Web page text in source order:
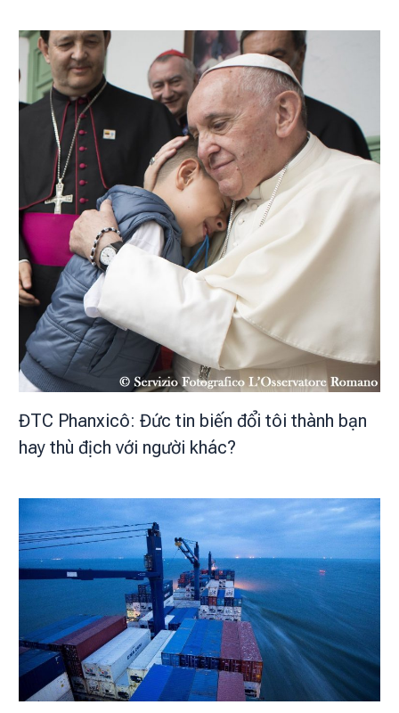
ĐTC Phanxicô: Đức tin biến đổi tôi thành bạn
hay thù địch với người khác?